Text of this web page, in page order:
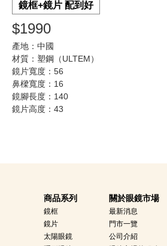
鏡框+鏡片 配到好
$1990
產地：中國
材質：塑鋼（ULTEM）
鏡片寬度：56
鼻樑寬度：16
鏡腳長度：140
鏡片高度：43
商品系列
鏡框
鏡片
太陽眼鏡
關於眼鏡市場
最新消息
門市一覽
公司介紹